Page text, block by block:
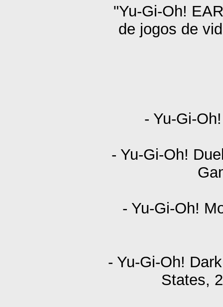
"Yu-Gi-Oh!
de jogos de
- Yu-Gi-
- Yu-Gi-Oh!
- Yu-Gi-Oh!
- Yu-Gi-Oh!
States,